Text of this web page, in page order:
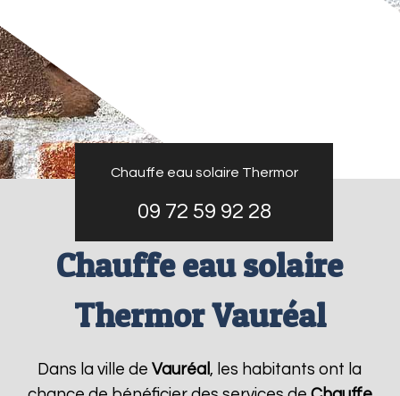
Chauffe eau solaire Thermor
09 72 59 92 28
Chauffe eau solaire
Thermor Vauréal
Dans la ville deVauréal, les habitants ont la